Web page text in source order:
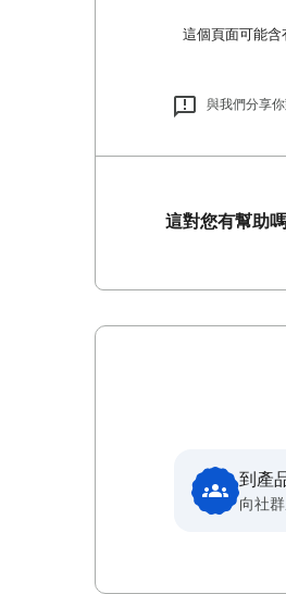
這個頁面可能含
與我們分享
這對您有幫助
到產
向社